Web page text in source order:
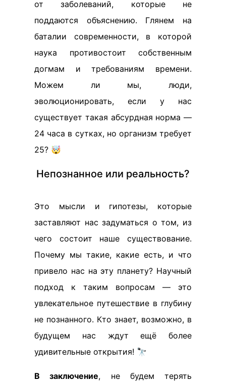
от заболеваний, которые не
поддаются объяснению. Глянем на
баталии современности, в которой
наука противостоит собственным
догмам и требованиям времени.
Можем ли мы, люди,
эволюционировать, если у нас
существует такая абсурдная норма —
24 часа в сутках, но организм требует
25? 🤯
Непознанное или реальность?
Это мысли и гипотезы, которые
заставляют нас задуматься о том, из
чего состоит наше существование.
Почему мы такие, какие есть, и что
привело нас на эту планету? Научный
подход к таким вопросам — это
увлекательное путешествие в глубину
не познанного. Кто знает, возможно, в
будущем нас ждут ещё более
удивительные открытия! 🔭
В заключение, не будем терять